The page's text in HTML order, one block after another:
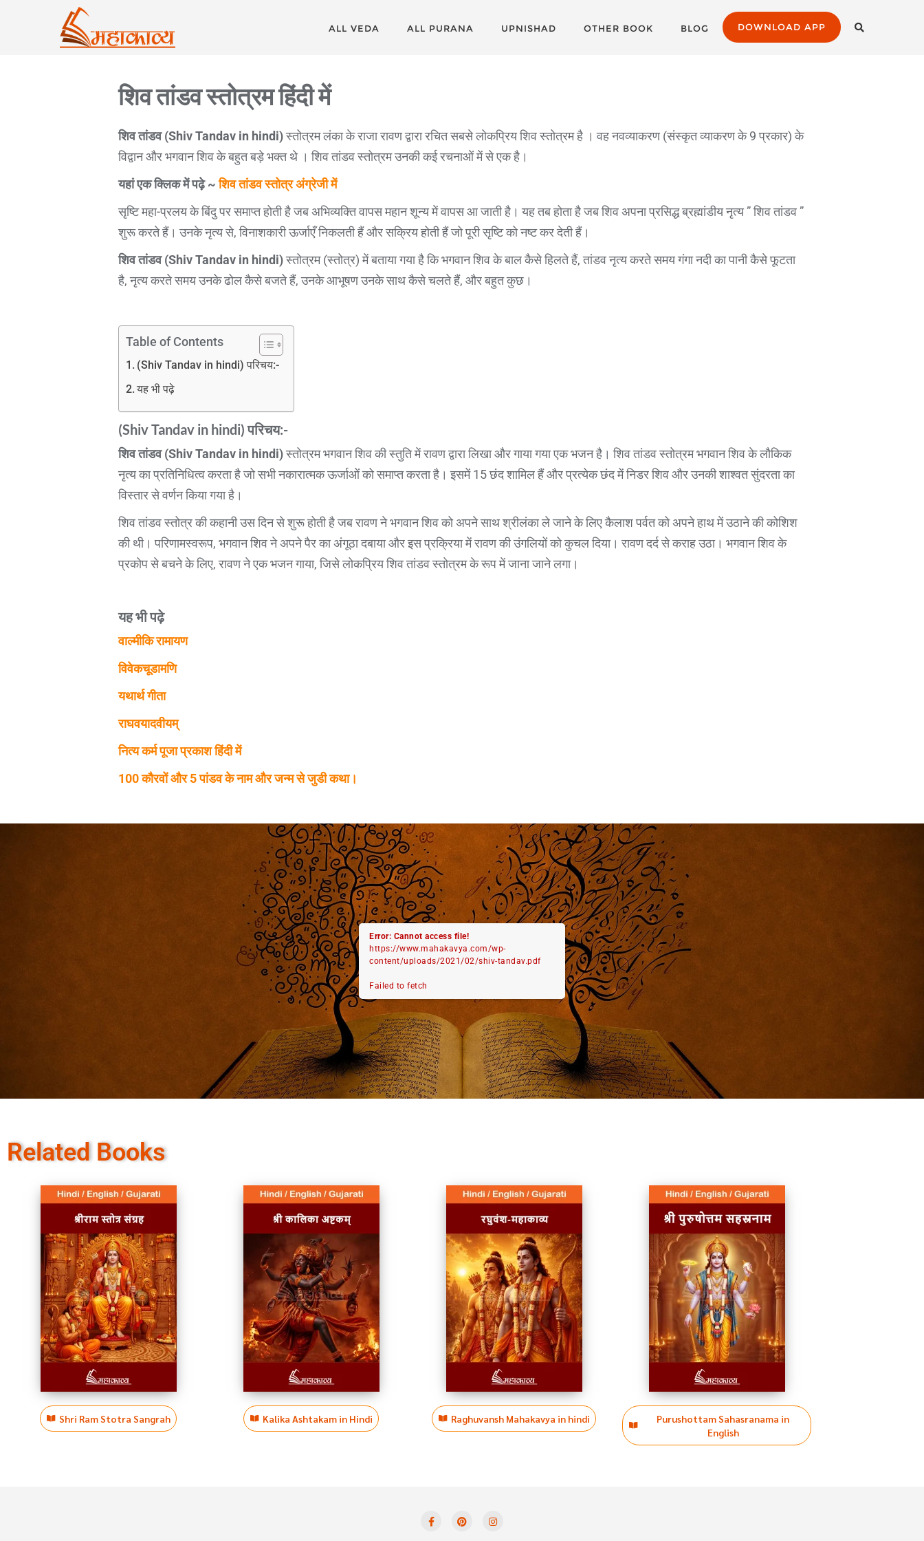
ALL VEDA ALL PURANA UPNISHAD OTHER BOOK BLOG DOWNLOAD APP
शिव तांडव स्तोत्रम हिंदी में
शिव तांडव (Shiv Tandav in hindi)स्तोत्रम लंका के राजा रावण द्वारा रचित सबसे लोकप्रिय शिव स्तोत्रम है । वह नवव्याकरण (संस्कृत व्याकरण के 9 प्रकार) के
विद्वान और भगवान शिव के बहुत बड़े भक्त थे । शिव तांडव स्तोत्रम उनकी कई रचनाओं में से एक है।
यहां एक क्लिक में पढ़े ~शिव तांडव स्तोत्र अंग्रेजी में
सृष्टि महा-प्रलय के बिंदु पर समाप्त होती है जब अभिव्यक्ति वापस महान शून्य में वापस आ जाती है। यह तब होता है जब शिव अपना प्रसिद्ध ब्रह्मांडीय नृत्य ” शिव तांडव ”
शुरू करते हैं। उनके नृत्य से, विनाशकारी ऊर्जाएँ निकलती हैं और सक्रिय होती हैं जो पूरी सृष्टि को नष्ट कर देती हैं।
शिव तांडव (Shiv Tandav in hindi)स्तोत्रम (स्तोत्र) में बताया गया है कि भगवान शिव के बाल कैसे हिलते हैं, तांडव नृत्य करते समय गंगा नदी का पानी कैसे फूटता
है, नृत्य करते समय उनके ढोल कैसे बजते हैं, उनके आभूषण उनके साथ कैसे चलते हैं, और बहुत कुछ।
Table of Contents
(Shiv Tandav in hindi) परिचय:-
यह भी पढ़े
(Shiv Tandav in hindi)परिचय:-
शिव तांडव (Shiv Tandav in hindi)स्तोत्रम भगवान शिव की स्तुति में रावण द्वारा लिखा और गाया गया एक भजन है। शिव तांडव स्तोत्रम भगवान शिव के लौकिक
नृत्य का प्रतिनिधित्व करता है जो सभी नकारात्मक ऊर्जाओं को समाप्त करता है। इसमें 15 छंद शामिल हैं और प्रत्येक छंद में निडर शिव और उनकी शाश्वत सुंदरता का
विस्तार से वर्णन किया गया है।
शिव तांडव स्तोत्र की कहानी उस दिन से शुरू होती है जब रावण ने भगवान शिव को अपने साथ श्रीलंका ले जाने के लिए कैलाश पर्वत को अपने हाथ में उठाने की कोशिश
की थी। परिणामस्वरूप, भगवान शिव ने अपने पैर का अंगूठा दबाया और इस प्रक्रिया में रावण की उंगलियों को कुचल दिया। रावण दर्द से कराह उठा। भगवान शिव के
प्रकोप से बचने के लिए, रावण ने एक भजन गाया, जिसे लोकप्रिय शिव तांडव स्तोत्रम के रूप में जाना जाने लगा।
यह भी पढ़े
वाल्मीकि रामायण
विवेकचूडामणि
यथार्थ गीता
राघवयादवीयम्
नित्य कर्म पूजा प्रकाश हिंदी में
100 कौरवों और 5 पांडव के नाम और जन्म से जुडी कथा।
Error: Cannot access file!
https://www.mahakavya.com/wp-
content/uploads/2021/02/shiv-tandav.pdf
Failed to fetch
Related Books
Shri Ram Stotra Sangrah Kalika Ashtakam in Hindi Raghuvansh Mahakavya in hindi
Purushottam Sahasranama in
English